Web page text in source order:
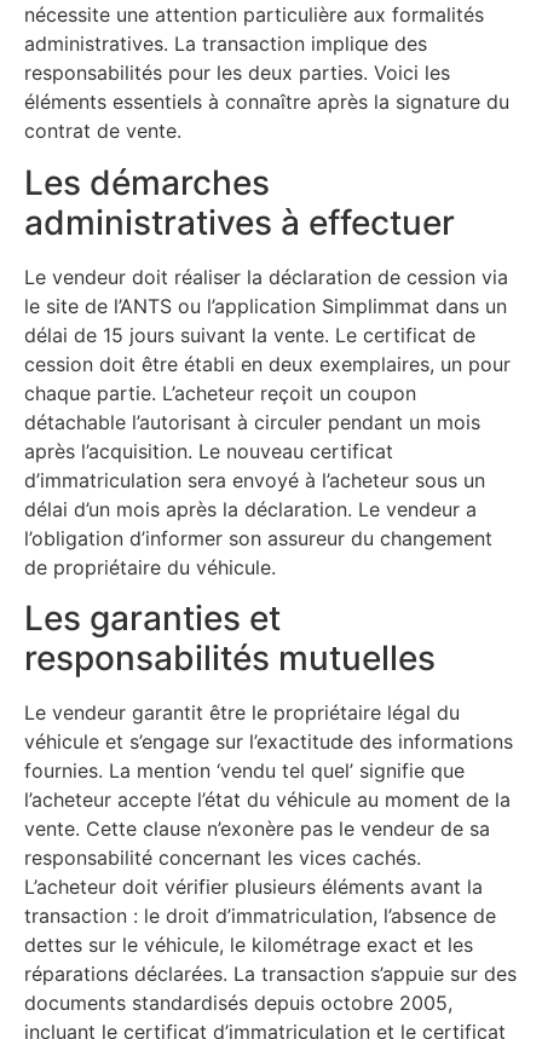
nécessite une attention particulière aux formalités
administratives. La transaction implique des
responsabilités pour les deux parties. Voici les
éléments essentiels à connaître après la signature du
contrat de vente.
Les démarches
administratives à effectuer
Le vendeur doit réaliser la déclaration de cession via
le site de l’ANTS ou l’application Simplimmat dans un
délai de 15 jours suivant la vente. Le certificat de
cession doit être établi en deux exemplaires, un pour
chaque partie. L’acheteur reçoit un coupon
détachable l’autorisant à circuler pendant un mois
après l’acquisition. Le nouveau certificat
d’immatriculation sera envoyé à l’acheteur sous un
délai d’un mois après la déclaration. Le vendeur a
l’obligation d’informer son assureur du changement
de propriétaire du véhicule.
Les garanties et
responsabilités mutuelles
Le vendeur garantit être le propriétaire légal du
véhicule et s’engage sur l’exactitude des informations
fournies. La mention ‘vendu tel quel’ signifie que
l’acheteur accepte l’état du véhicule au moment de la
vente. Cette clause n’exonère pas le vendeur de sa
responsabilité concernant les vices cachés.
L’acheteur doit vérifier plusieurs éléments avant la
transaction : le droit d’immatriculation, l’absence de
dettes sur le véhicule, le kilométrage exact et les
réparations déclarées. La transaction s’appuie sur des
documents standardisés depuis octobre 2005,
incluant le certificat d’immatriculation et le certificat